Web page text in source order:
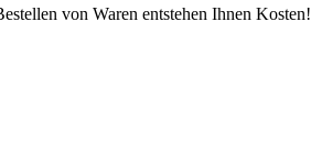
von Waren entstehen Ihnen Kosten!